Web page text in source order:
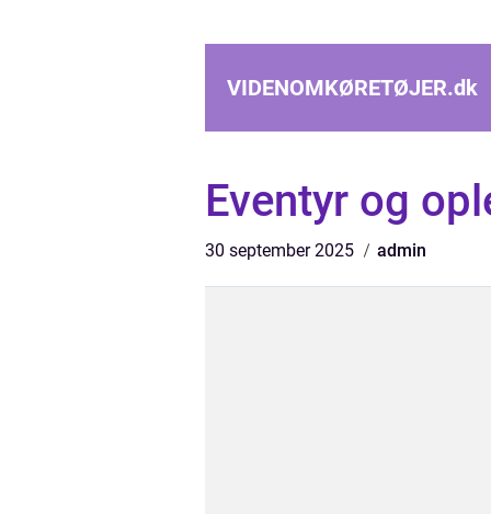
VIDENOMKØRETØJER.dk
Eventyr og
30 september 2025 admin